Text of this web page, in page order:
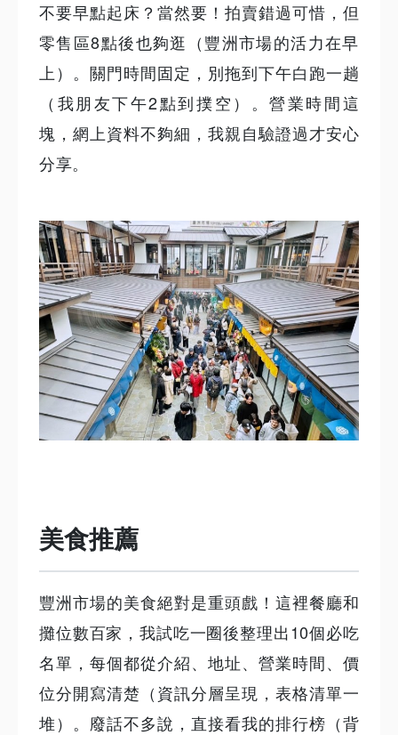
不要早點起床？當然要！拍賣錯過可惜，但
零售區8點後也夠逛（豐洲市場的活力在早
上）。關門時間固定，別拖到下午白跑一趟
（我朋友下午2點到撲空）。營業時間這
塊，網上資料不夠細，我親自驗證過才安心
分享。
美食推薦
豐洲市場的美食絕對是重頭戲！這裡餐廳和
攤位數百家，我試吃一圈後整理出10個必吃
名單，每個都從介紹、地址、營業時間、價
位分開寫清楚（資訊分層呈現，表格清單一
堆）。廢話不多說，直接看我的排行榜（背